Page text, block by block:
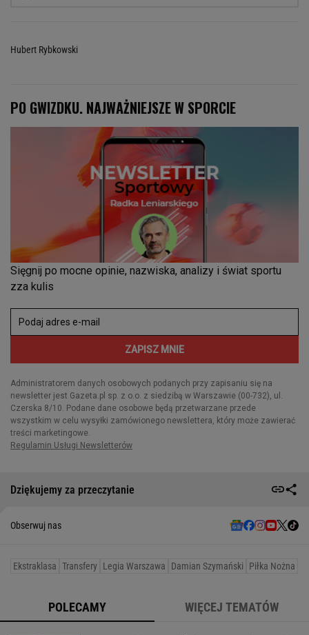
Hubert Rybkowski
Dziękujemy za przeczytanie
Obserwuj nas
Ekstraklasa Transfery Legia Warszawa Damian Szymański Piłka Nożna
POLECAMY WIĘCEJ TEMATÓW